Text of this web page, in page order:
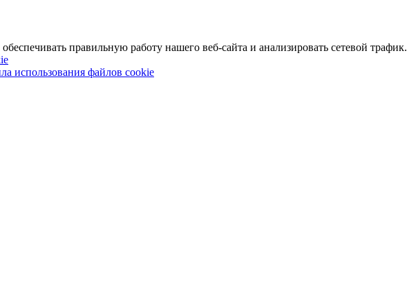
правильную работу нашего веб-сайта и анализировать сетевой трафик.
использования файлов cookie